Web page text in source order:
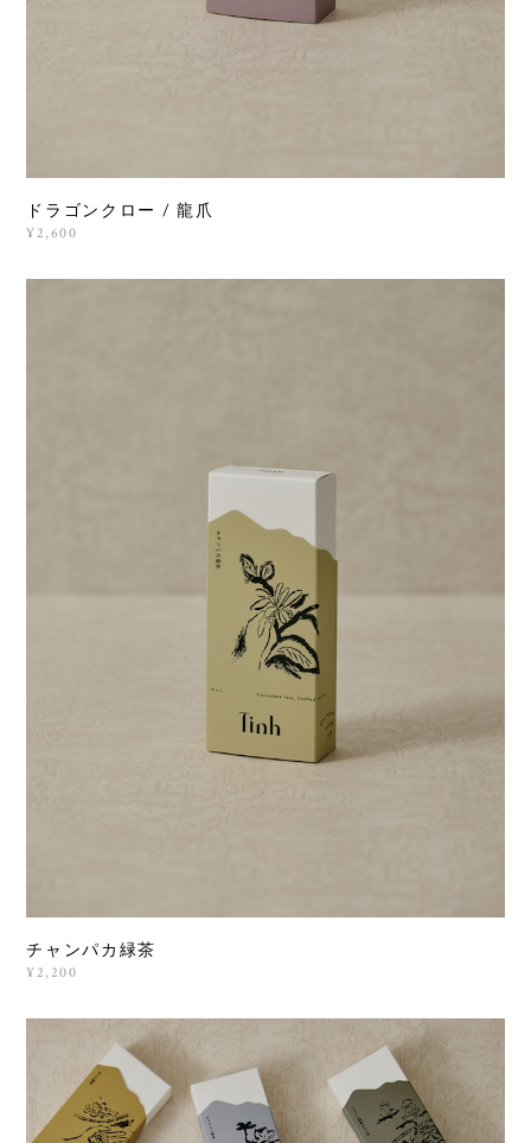
ドラゴンクロー / 龍爪
¥2,600
チャンパカ緑茶
¥2,200